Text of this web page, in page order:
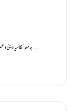
جامعہ نظامیہ دینی وعصری علوم کے تناظر میں از: مولانا محمد جسیم الدین نظامی (فاضل جامعہ نظامیہ) یہ ایک حقیقت…